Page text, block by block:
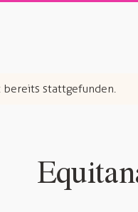
bereits stattgefunden.